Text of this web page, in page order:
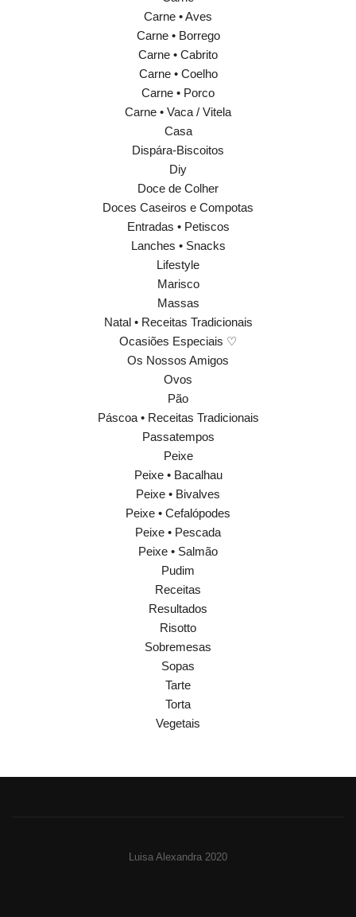
Carne • Aves
Carne • Borrego
Carne • Cabrito
Carne • Coelho
Carne • Porco
Carne • Vaca / Vitela
Casa
Dispára-Biscoitos
Diy
Doce de Colher
Doces Caseiros e Compotas
Entradas • Petiscos
Lanches • Snacks
Lifestyle
Marisco
Massas
Natal • Receitas Tradicionais
Ocasiões Especiais ♡
Os Nossos Amigos
Ovos
Pão
Páscoa • Receitas Tradicionais
Passatempos
Peixe
Peixe • Bacalhau
Peixe • Bivalves
Peixe • Cefalópodes
Peixe • Pescada
Peixe • Salmão
Pudim
Receitas
Resultados
Risotto
Sobremesas
Sopas
Tarte
Torta
Vegetais
Luisa Alexandra 2020